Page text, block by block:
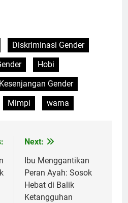
Diskriminasi Gender
Hobi
Kesenjangan Gender
Mimpi warna
Next:
Ibu Menggantikan
Peran Ayah: Sosok
Hebat di Balik
Ketangguhan